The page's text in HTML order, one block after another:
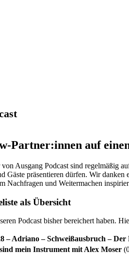
Partner:innen auf
Ausgang Podcast sind regelmäßig
Gäste präsentieren dürfen. Wir
Nachfragen und Weitermachen
als Übersicht
Podcast bisher bereichert haben.
– Adriano – Schweißausbruch –
mein Instrument mit Alex Moser